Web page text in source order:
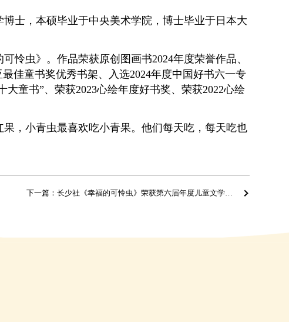
士，本硕毕业于中央美术学院，博士毕业于日本大
怜虫》。作品荣获原创图画书2024年度荣誉作品、
佳童书奖优秀书架、入选2024年度中国好书六一专
童书”、荣获2023心绘年度好书奖、荣获2022心绘
，小青虫最喜欢吃小青果。他们每天吃，每天吃也
下一篇：长少社《幸福的可怜虫》荣获第六届年度儿童文学新书榜特别推荐作品